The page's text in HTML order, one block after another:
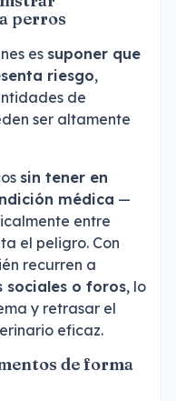
perros
es suponer que
riesgo,
de
ser altamente
sin tener en
médica —
entre
el peligro. Con
recurren a
sociales o foros, lo
y retrasar el
eficaz.
de forma